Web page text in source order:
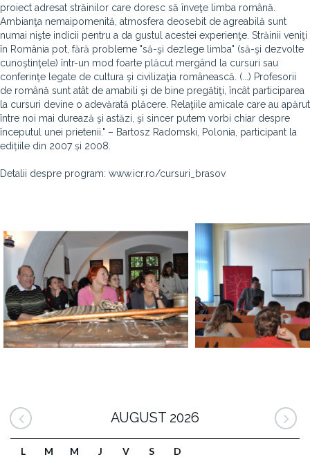
proiect adresat străinilor care doresc să înveţe limba română.
Ambianţa nemaipomenită, atmosfera deosebit de agreabilă sunt
numai nişte indicii pentru a da gustul acestei experienţe. Străinii veniţi
în România pot, fără probleme "să-şi dezlege limba" (să-şi dezvolte
cunoştinţele) într-un mod foarte plăcut mergând la cursuri sau
conferinţe legate de cultura şi civilizaţia românească. (...) Profesorii
de română sunt atât de amabili şi de bine pregătiţi, încât participarea
la cursuri devine o adevărată plăcere. Relaţiile amicale care au apărut
între noi mai durează şi astăzi, şi sincer putem vorbi chiar despre
începutul unei prietenii." – Bartosz Radomski, Polonia, participant la
edițiile din 2007 și 2008.
Detalii despre program: www.icr.ro/cursuri_brasov
AUGUST 2026
L M M J V S D